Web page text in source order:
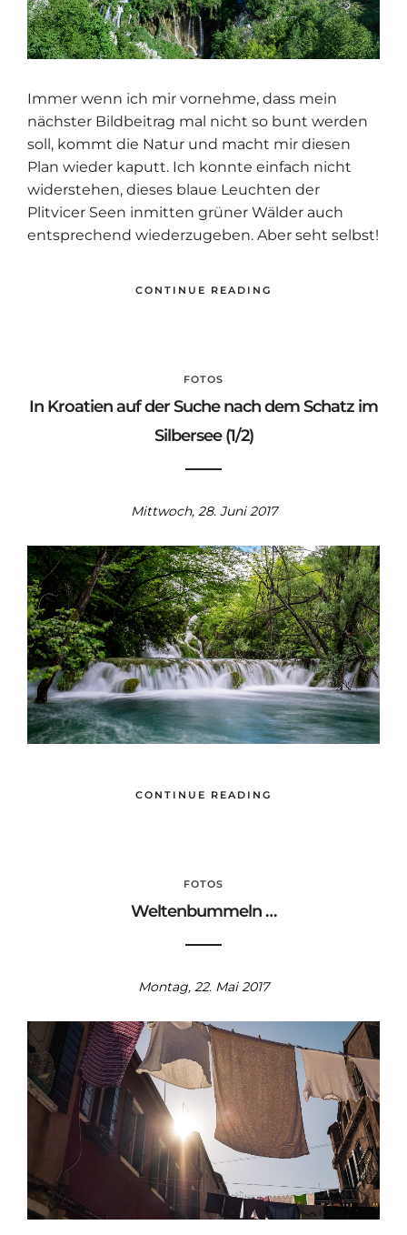
Immer wenn ich mir vornehme, dass mein
nächster Bildbeitrag mal nicht so bunt werden
soll, kommt die Natur und macht mir diesen
Plan wieder kaputt. Ich konnte einfach nicht
widerstehen, dieses blaue Leuchten der
Plitvicer Seen inmitten grüner Wälder auch
entsprechend wiederzugeben. Aber seht selbst!
CONTINUE READING
FOTOS
In Kroatien auf der Suche nach dem Schatz im
Silbersee (1/2)
Mittwoch, 28. Juni 2017
CONTINUE READING
FOTOS
Weltenbummeln …
Montag, 22. Mai 2017